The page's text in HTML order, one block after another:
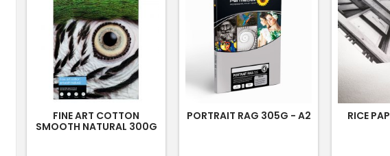
FINE ART COTTON
SMOOTH NATURAL 300G
PORTRAIT RAG 305G - A2 RICE